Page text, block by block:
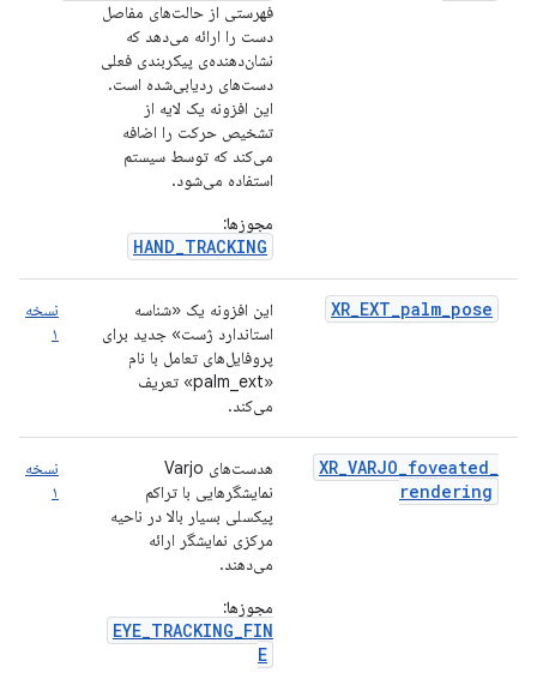
فهرستی از حالت‌های مفاصل
دست را ارائه می‌دهد که
نشان‌دهنده‌ی پیکربندی فعلی
دست‌های ردیابی‌شده است.
این افزونه یک لایه از
تشخیص حرکت را اضافه
می‌کند که توسط سیستم
استفاده می‌شود.
مجوزها:
HAND_TRACKING
XR_EXT_palm_pose
این افزونه یک «شناسه
استاندارد ژست» جدید برای
پروفایل‌های تعامل با نام
«palm_ext» تعریف
می‌کند.
نسخه
۱
XR_VARJO_foveated_
rendering
هدست‌های Varjo
نمایشگرهایی با تراکم
پیکسلی بسیار بالا در ناحیه
مرکزی نمایشگر ارائه
می‌دهند.
مجوزها:
EYE_TRACKING_FIN
E
نسخه
۱